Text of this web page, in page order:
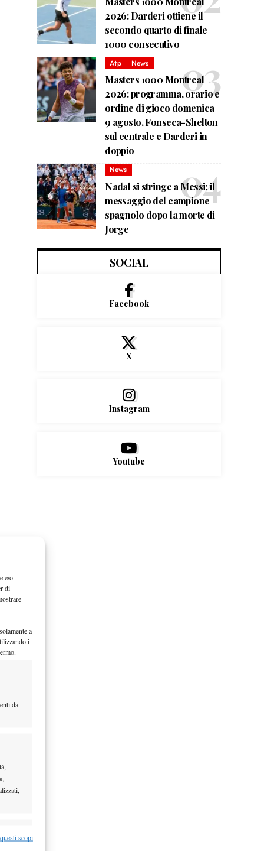
e/o
di
a
i
da
scopi
2026: Darderi ottiene il
secondo quarto di finale
1000 consecutivo
Atp News
Masters 1000 Montreal
2026: programma, orario e
ordine di gioco domenica
9 agosto. Fonseca-Shelton
sul centrale e Darderi in
doppio
News
Nadal si stringe a Messi: il
messaggio del campione
spagnolo dopo la morte di
Jorge
SOCIAL
Facebook
X
Instagram
Youtube